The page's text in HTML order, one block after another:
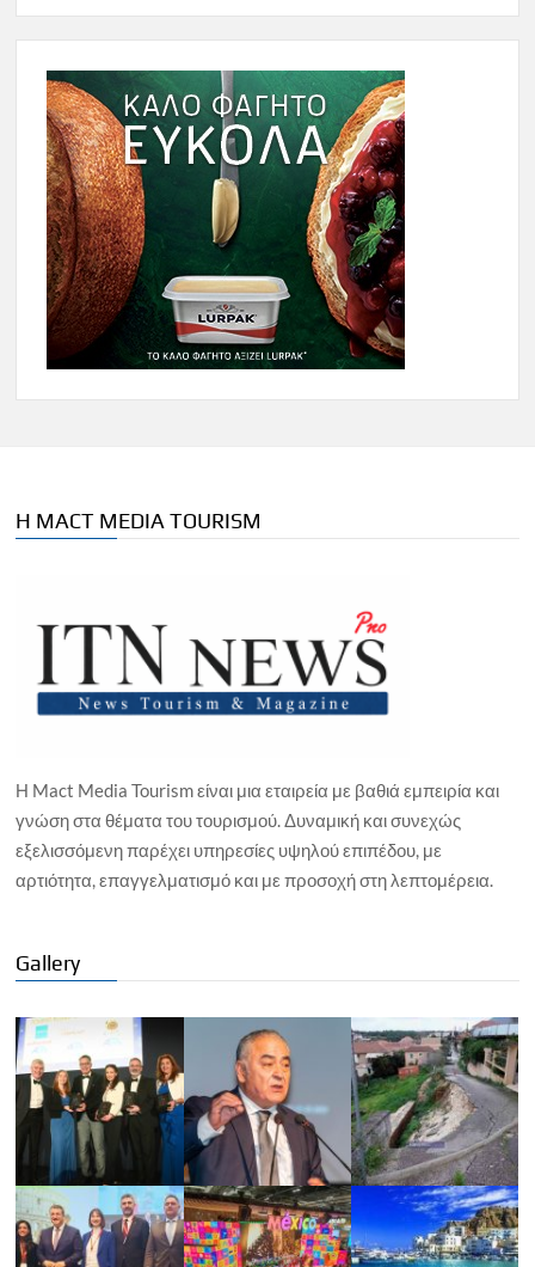
Η MACT MEDIA TOURISM
Η Mact Media Tourism είναι μια εταιρεία με βαθιά εμπειρία και
γνώση στα θέματα του τουρισμού. Δυναμική και συνεχώς
εξελισσόμενη παρέχει υπηρεσίες υψηλού επιπέδου, με
αρτιότητα, επαγγελματισμό και με προσοχή στη λεπτομέρεια.
Gallery